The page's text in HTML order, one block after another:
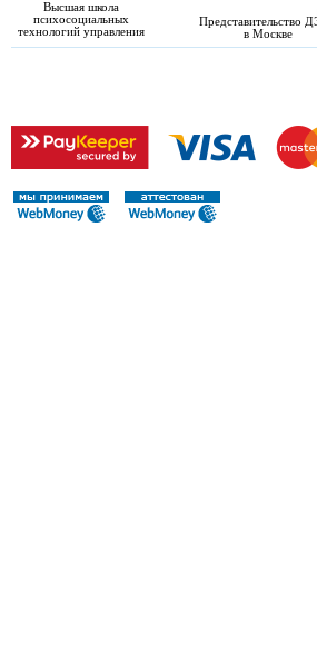
Высшая школа
психосоциальных
технологий управления
Представительство
в Москве